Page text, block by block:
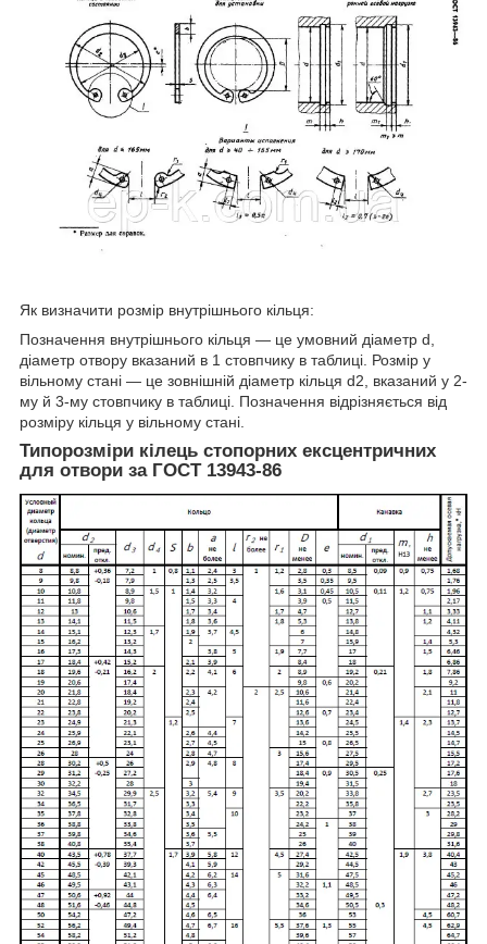
Як визначити розмір внутрішнього кільця:
Позначення внутрішнього кільця — це умовний діаметр d,
діаметр отвору вказаний в 1 стовпчику в таблиці. Розмір у
вільному стані — це зовнішній діаметр кільця d2, вказаний у 2-
му й 3-му стовпчику в таблиці. Позначення відрізняється від
розміру кільця у вільному стані.
Типорозміри кілець стопорних ексцентричних
для отвори за ГОСТ 13943-86